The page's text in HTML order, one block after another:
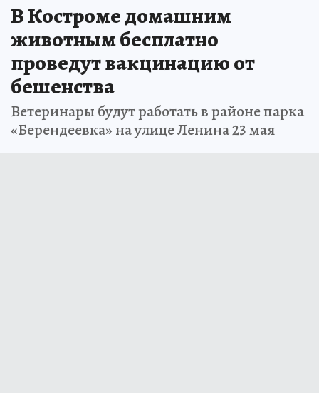
В Костроме домашним
животным бесплатно
проведут вакцинацию от
бешенства
Ветеринары будут работать в районе парка
«Берендеевка» на улице Ленина 23 мая